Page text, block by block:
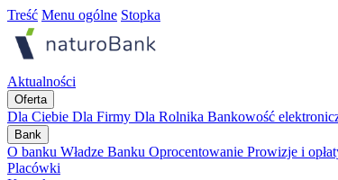
Treść Menu ogólne Stopka
Aktualności
Oferta
Dla Ciebie Dla Firmy Dla Rolnika Bankowość
Bank
O banku Władze Banku Oprocentowanie Prowizje i
Placówki